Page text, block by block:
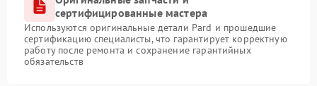
сертифицированные мастера
Используются оригинальные детали Pard и прошедшие
сертификацию специалисты, что гарантирует корректную
работу после ремонта и сохранение гарантийных
обязательств